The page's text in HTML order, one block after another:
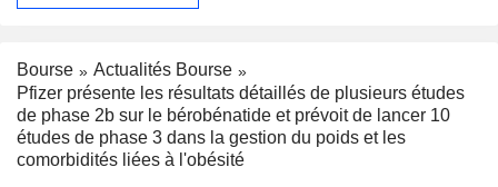
Bourse
Actualités Bourse
Pfizer présente les résultats détaillés de plusieurs études
de phase 2b sur le bérobénatide et prévoit de lancer 10
études de phase 3 dans la gestion du poids et les
comorbidités liées à l'obésité